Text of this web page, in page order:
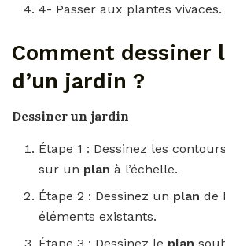
4- Passer aux plantes vivaces.
Comment dessiner
d’un jardin ?
Dessiner un jardin
Étape 1 : Dessinez les
sur un planà l’échelle.
Étape 2 : Dessinez un plande
éléments existants.